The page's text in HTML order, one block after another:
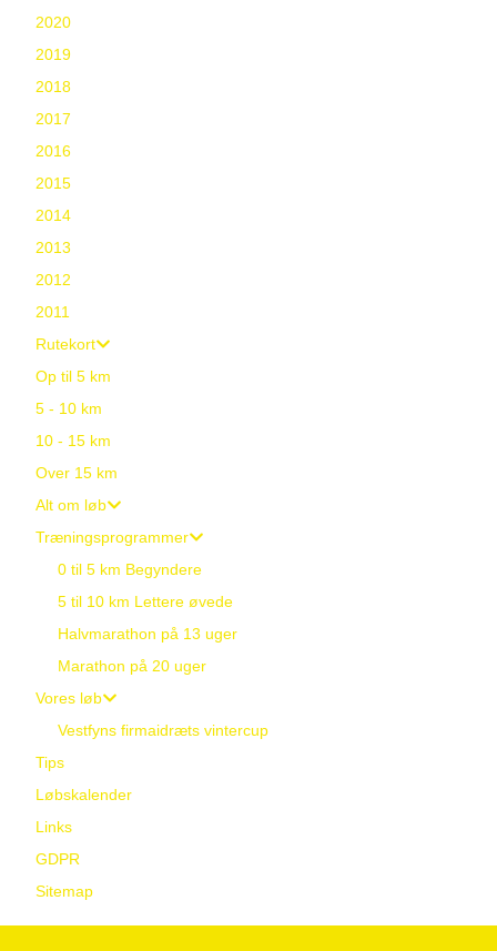
2020
2019
2018
2017
2016
2015
2014
2013
2012
2011
Rutekort
Op til 5 km
5 - 10 km
10 - 15 km
Over 15 km
Alt om løb
Træningsprogrammer
0 til 5 km Begyndere
5 til 10 km Lettere øvede
Halvmarathon på 13 uger
Marathon på 20 uger
Vores løb
Vestfyns firmaidræts vintercup
Tips
Løbskalender
Links
GDPR
Sitemap